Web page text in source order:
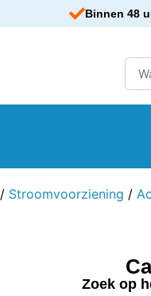
Binnen 48
/ Stroomvoorziening /
Zoek op